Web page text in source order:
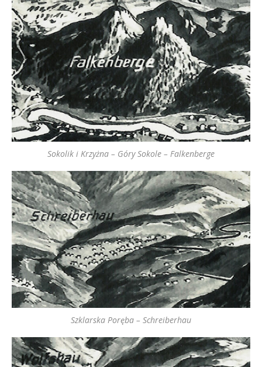
Sokolik i Krzyżna – Góry Sokole – Falkenberge
Szklarska Poręba – Schreiberhau